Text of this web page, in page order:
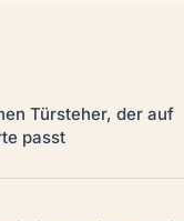
Türsteher, der auf
passt